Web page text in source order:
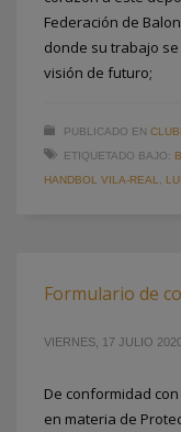
Federación de
donde su trabajo
visión de futuro;
PUBLICADO EN
ETIQUETADO BAJO:
HANDBOL VILA-REAL
Formulario de
VIERNES, 17 JULIO
De conformidad
en materia de